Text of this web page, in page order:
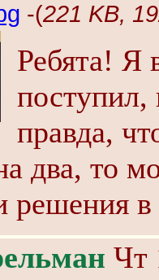
-(221 KB,
Ребята! Я
поступил,
правда,
два, то
в
Чт